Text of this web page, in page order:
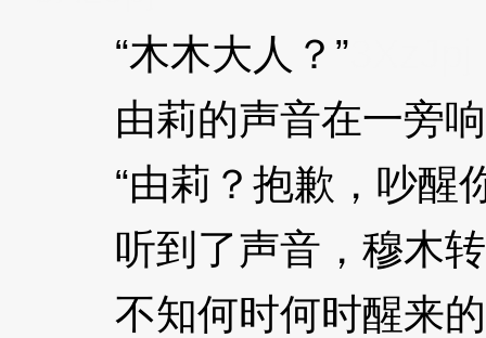
“木木大人？”
由莉的声音在一旁响
“由莉？抱歉，吵醒
听到了声音，穆木转
不知何时何时醒来的